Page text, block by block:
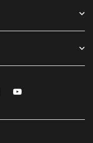
LinkedIn